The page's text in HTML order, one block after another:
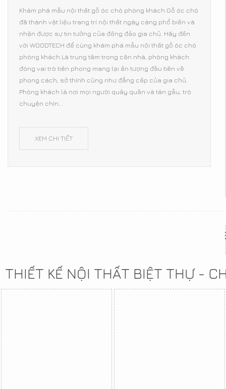
Khám phá mẫu nội thất gỗ óc chó phòng khách.Gỗ óc chó
đã thành vật liệu trang trí nội thất ngày càng phổ biến và
nhận được sự tin tưởng của đông đảo gia chủ. Hãy đến
với WOODTECH để cùng khám phá mẫu nội thất gỗ óc chó
phòng khách.Là trung tâm trong căn nhà, phòng khách
đóng vai trò tiên phong mang lại ấn tượng đầu tiên về
phong cách, sở thính cũng như đẳng cấp của gia chủ.
Phòng khách là nơi mọi người quây quần và tán gẫu, trò
chuyện chín...
XEM CHI TIẾT
THIẾT KẾ NỘI THẤT BIỆT THỰ -